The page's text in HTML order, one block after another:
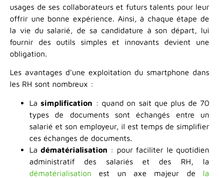
usages de ses collaborateurs et futurs talents pour leur
offrir une bonne expérience. Ainsi, à chaque étape de
la vie du salarié, de sa candidature à son départ, lui
fournir des outils simples et innovants devient une
obligation.
Les avantages d’une exploitation du smartphone dans
les RH sont nombreux :
Lasimplification : quand on sait que plus de 70
types de documents sont échangés entre un
salarié et son employeur, il est temps de simplifier
ces échanges de documents.
La dématérialisation : pour faciliter le quotidien
administratif des salariés et des RH, la
dématérialisation est un axe majeur de la